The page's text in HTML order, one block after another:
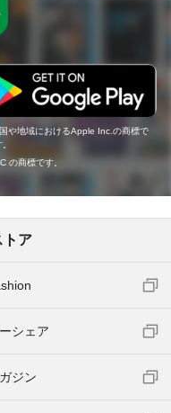
や地域におけるApple Inc.の商標で
の商標です。
トア
シェア
ジン